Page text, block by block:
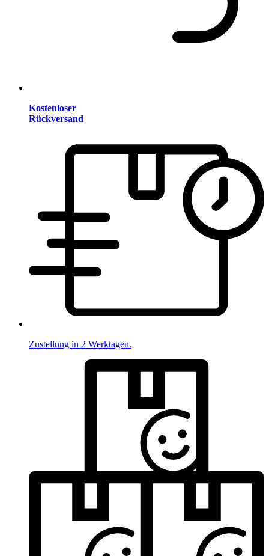
Kostenloser
Rückversand
Zustellung in 2 Werktagen.